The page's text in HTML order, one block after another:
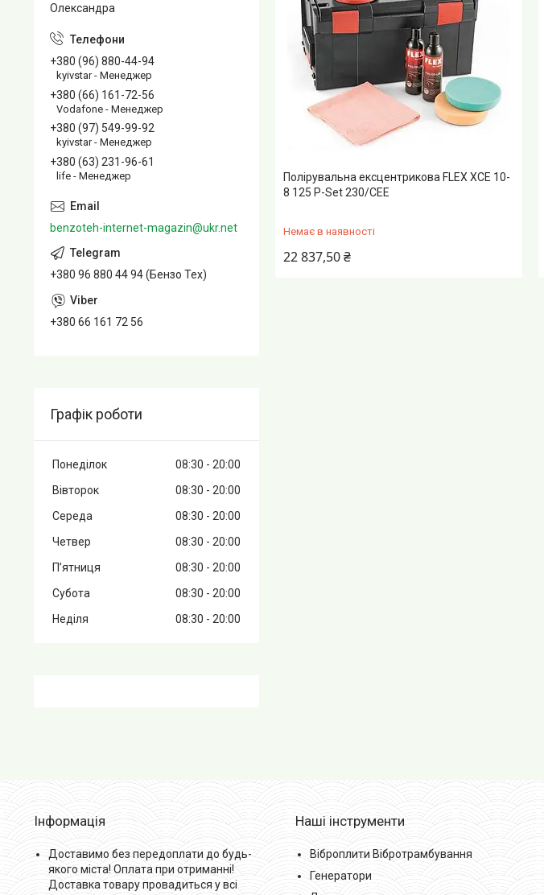
Полірувальна ексцентрикова FLEX XCE 10-
8 125 P-Set 230/CEE
Немає в наявності
22 837,50 ₴
Олександра
+380 (96) 880-44-94
kyivstar - Менеджер
+380 (66) 161-72-56
Vodafone - Менеджер
+380 (97) 549-99-92
kyivstar - Менеджер
+380 (63) 231-96-61
life - Менеджер
benzoteh-internet-magazin@ukr.net
+380 96 880 44 94 (Бензо Тех)
+380 66 161 72 56
Графік роботи
Понеділок 08:30
20:00
Вівторок
08:30
20:00
Середа
08:30
20:00
Четвер
08:30
20:00
Пʼятниця
08:30
20:00
Субота
08:30
20:00
Неділя
08:30 20:00
Інформація
Доставимо без передоплати до будь-
якого міста! Оплата при отриманні!
Доставка товару провадиться у всі
Наші інструменти
Віброплити Вібротрамбування
Генератори